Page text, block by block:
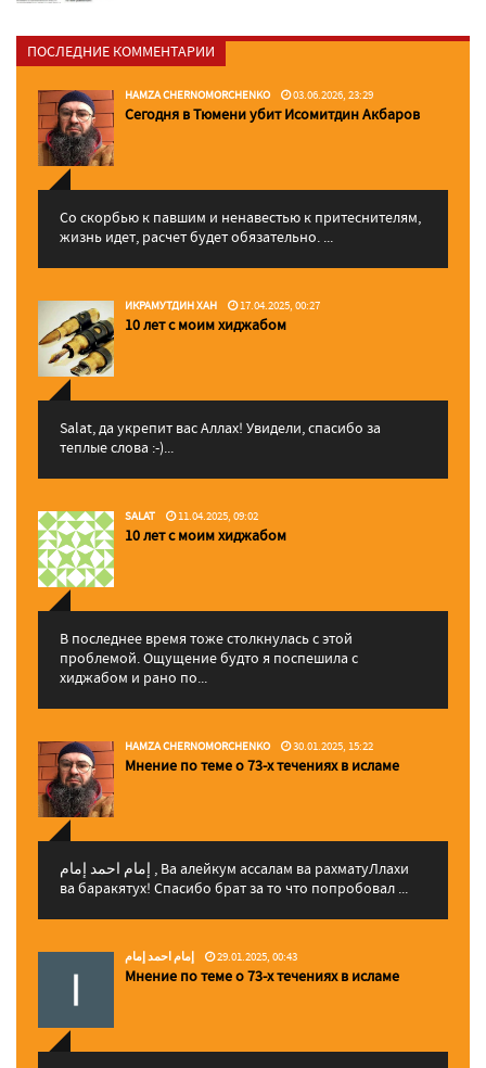
ПОСЛЕДНИЕ КОММЕНТАРИИ
HAMZA CHERNOMORCHENKO 03.06.2026, 23:29
Сегодня в Тюмени убит Исомитдин Акбаров
Со скорбью к павшим и ненавестью к притеснителям,
жизнь идет, расчет будет обязательно. ...
ИКРАМУТДИН ХАН 17.04.2025, 00:27
10 лет с моим хиджабом
Salat, да укрепит вас Аллаx! Увидели, спасибо за
теплые слова :-)...
SALAT 11.04.2025, 09:02
10 лет с моим хиджабом
В последнее время тоже столкнулась с этой
проблемой. Ощущение будто я поспешила с
хиджабом и рано по...
HAMZA CHERNOMORCHENKO 30.01.2025, 15:22
Мнение по теме о 73-х течениях в исламе
إمام احمد إمام , Ва алейкум ассалам ва рахматуЛлахи
ва баракятух! Спасибо брат за то что попробовал ...
إمام احمد إمام 29.01.2025, 00:43
Мнение по теме о 73-х течениях в исламе